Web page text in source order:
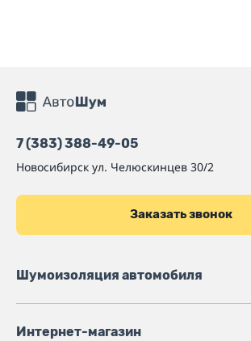
7 (383) 388-49-05
Новосибирск ул. Челюскинцев 30/2
Заказать звонок
Шумоизоляция автомобиля
Интернет-магазин